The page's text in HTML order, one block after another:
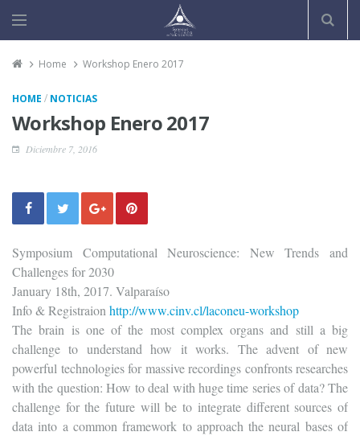
Home Workshop Enero 2017
HOME / NOTICIAS
Workshop Enero 2017
Diciembre 7, 2016
Symposium Computational Neuroscience: New Trends and
Challenges for 2030
January 18th, 2017. Valparaíso
Info & Registraion http://www.cinv.cl/laconeu-workshop
The brain is one of the most complex organs and still a big
challenge to understand how it works. The advent of new
powerful technologies for massive recordings confronts researches
with the question: How to deal with huge time series of data? The
challenge for the future will be to integrate different sources of
data into a common framework to approach the neural bases of